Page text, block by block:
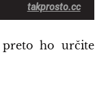
takprosto.cc
ho určite